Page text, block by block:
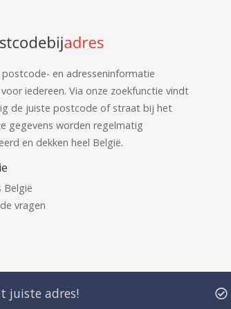
postcode- en adresseninformatie
iedereen. Via onze zoekfunctie vindt
de juiste postcode of straat bij het
gegevens worden regelmatig
en dekken heel België.
België
vragen
juiste adres!